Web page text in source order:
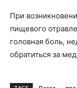
При
пищевого
головная боль,
обратиться за